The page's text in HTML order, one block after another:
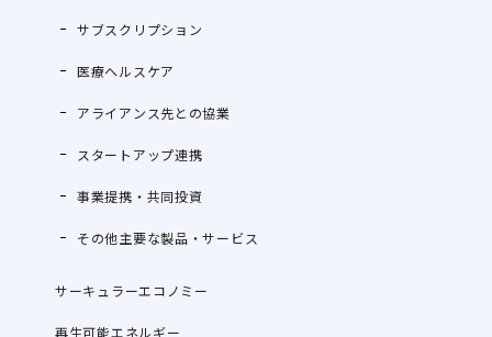
サブスクリプション
医療ヘルスケア
アライアンス先との協業
スタートアップ連携
事業提携・共同投資
その他主要な製品・サービス
サーキュラーエコノミー
再生可能エネルギー